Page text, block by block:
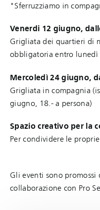
"Sferruzziamo in
Venerdi 12 giugno,
Grigliata dei quartieri di
obbligatoria entro lunedì
Mercoledì 24 giugno,
Grigliata in compagnia
giugno, 18.- a persona)
Spazio creativo per la
Per condividere le
Gli eventi sono
collaborazione con Pro